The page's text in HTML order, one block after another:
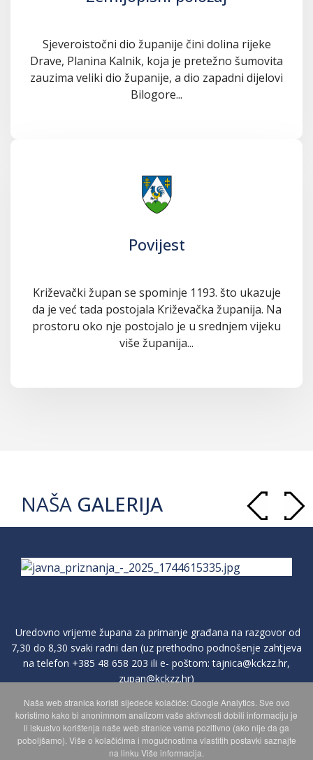
Sjeveroistočni dio županije čini dolina rijeke
Drave, Planina Kalnik, koja je pretežno šumovita
zauzima veliki dio županije, a dio zapadni dijelovi
Bilogore...
Povijest
Križevački župan se spominje 1193. što ukazuje
da je već tada postojala Križevačka županija. Na
prostoru oko nje postojalo je u srednjem vijeku
više županija...
NAŠA GALERIJA
Uredovno vrijeme župana za primanje građana na razgovor od
7,30 do 8,30 svaki radni dan (uz prethodno podnošenje zahtjeva
na telefon +385 48 658 203 ili e- poštom:tajnica@kckzz.hr,
zupan@kckzz.hr)
POLITIKA ZAŠTITE PRIVATNOSTI OSOBNIH PODATAKA
MAPA WEBA
Naša web stranica koristi sljedeće kolačiće: Google Analytics. Sve ovo
koristimo kako bi anonimnom analizom vaše aktivnosti dobili informaciju je
li iskustvo korištenja naše web stranice vama pozitivno (ako nije da ga
poboljšamo). Više o kolačićima i mogućnostima vlastitih postavki saznajte
na linku Više informacija.